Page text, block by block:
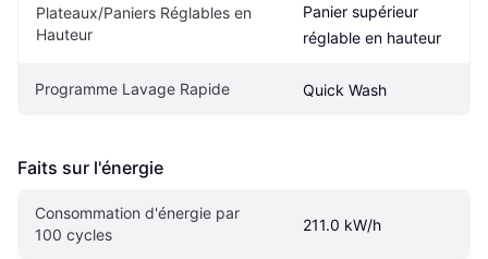
Plateaux/Paniers Réglables en
Hauteur
Panier supérieur
réglable en hauteur
Programme Lavage Rapide Quick Wash
Faits sur l'énergie
Consommation d'énergie par
100 cycles
211.0 kW/h